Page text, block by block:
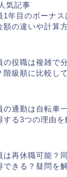
気記事
1年目のボーナス
額の違いや計算
の役職は複雑で
階級順に比較し
の通勤は自転車
する3つの理由を
は再休職可能？
できる？疑問を